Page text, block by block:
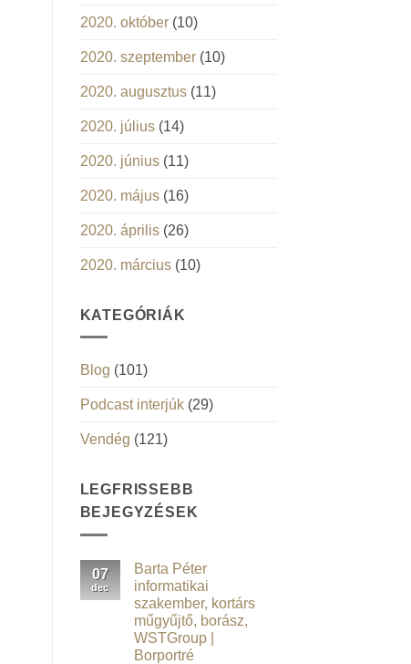
2020. október(10)
2020. szeptember(10)
2020. augusztus(11)
2020. július(14)
2020. június(11)
2020. május(16)
2020. április(26)
2020. március(10)
KATEGÓRIÁK
Blog (101)
Podcast interjúk(29)
Vendég (121)
LEGFRISSEBB
BEJEGYZÉSEK
07
dec
Barta Péter
informatikai
szakember, kortárs
műgyűjtő, borász,
WSTGroup |
Borportré